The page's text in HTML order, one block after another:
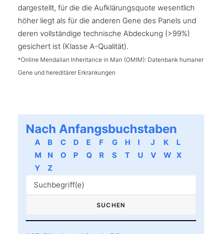
dargestellt, für die die Aufklärungsquote wesentlich
höher liegt als für die anderen Gene des Panels und
deren vollständige technische Abdeckung (>99%)
gesichert ist (Klasse A-Qualität).
*Online Mendalian Inheritance in Man (OMIM): Datenbank humaner
Gene und hereditärer Erkrankungen
Nach Anfangsbuchstaben
A B C D E F G H I J K
L
M
N O P Q R S T U V W X
Y
Z